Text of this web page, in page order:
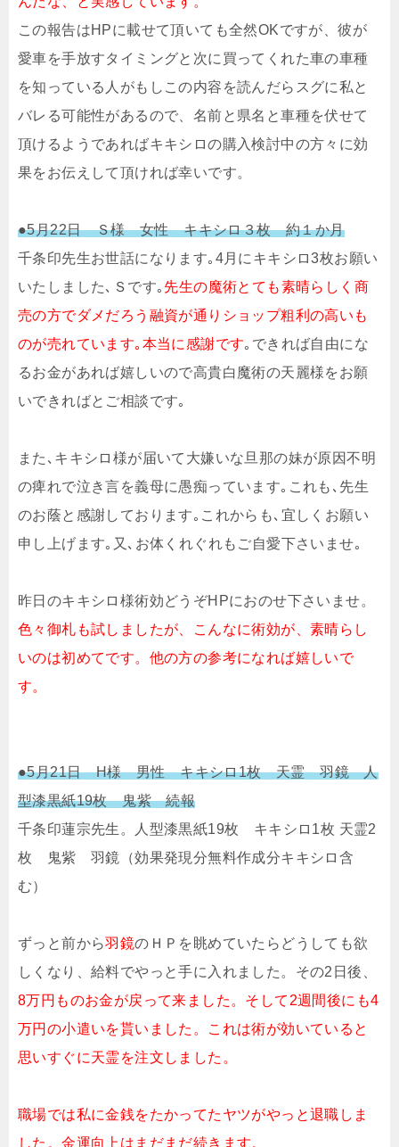
この報告はHPに載せて頂いても全然OKですが、彼が
愛車を手放すタイミングと次に買ってくれた車の車種
を知っている人がもしこの内容を読んだらスグに私と
バレる可能性があるので、名前と県名と車種を伏せて
頂けるようであればキキシロの購入検討中の方々に効
果をお伝えして頂ければ幸いです。
●5月22日 Ｓ様 女性 キキシロ３枚 約１か月
千条印先生お世話になります｡4月にキキシロ3枚お願い
いたしました､Ｓです｡ 先生の魔術とても素晴らしく商
売の方でダメだろう融資が通りショップ粗利の高いも
のが売れています｡本当に感謝です｡できれば自由にな
るお金があれば嬉しいので高貴白魔術の天麗様をお願
いできればとご相談です｡
また､キキシロ様が届いて大嫌いな旦那の妹が原因不明
の痺れで泣き言を義母に愚痴っています｡これも､先生
のお蔭と感謝しております｡これからも､宜しくお願い
申し上げます｡又､お体くれぐれもご自愛下さいませ｡
昨日のキキシロ様術効どうぞHPにおのせ下さいませ。
色々御札も試しましたが、こんなに術効が、素晴らし
いのは初めてです。他の方の参考になれば嬉しいで
す。
●5月21日 H様 男性 キキシロ1枚 天霊 羽鏡 人
型漆黒紙19枚 鬼紫 続報
千条印蓮宗先生。人型漆黒紙19枚 キキシロ1枚 天霊2
枚 鬼紫 羽鏡（効果発現分無料作成分キキシロ含
む）
ずっと前から羽鏡のＨＰを眺めていたらどうしても欲
しくなり、給料でやっと手に入れました。その2日後、
8万円ものお金が戻って来ました。そして2週間後にも4
万円の小遣いを貰いました。これは術が効いていると
思いすぐに天霊を注文しました。
職場では私に金銭をたかってたヤツがやっと退職しま
した。金運向上はまだまだ続きます。